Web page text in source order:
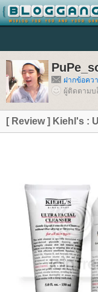
ฝากข้อคว
ผู้ติดตามบ
[ Review ] Kiehl's :